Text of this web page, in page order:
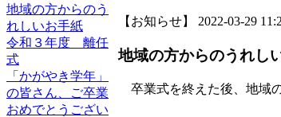
地域の方からのう
れしいお手紙
令和３年度 離任
式
「かがやき学年」
の皆さん、ご卒業
おめでとうござい
【お知らせ】 2022-03-29
地域の方からのうれし
卒業式を終えた後、地域